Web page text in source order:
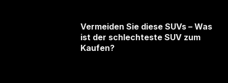
Vermeiden Sie diese SUVs – Was
ist der schlechteste SUV zum
Kaufen?